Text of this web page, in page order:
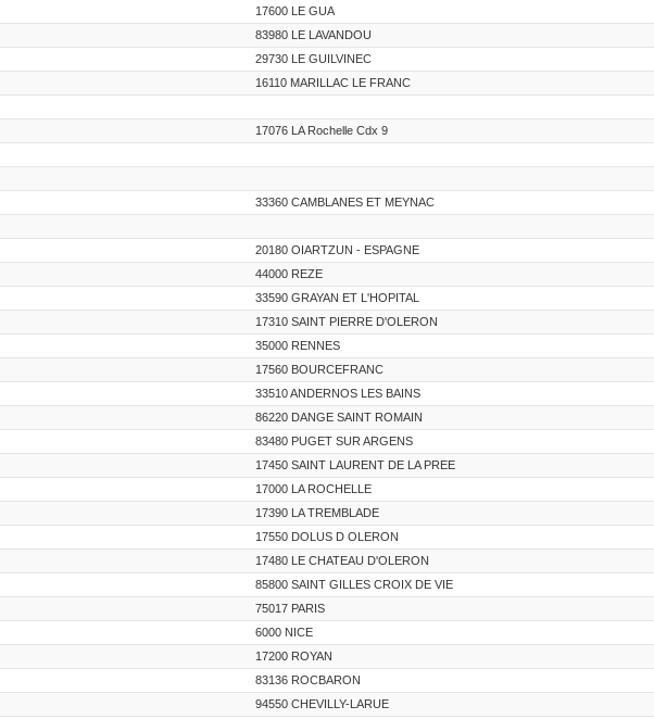
17600 LE GUA
83980 LE LAVANDOU
29730 LE GUILVINEC
16110 MARILLAC LE FRANC
17076 LA Rochelle Cdx 9
33360 CAMBLANES ET MEYNAC
20180 OIARTZUN - ESPAGNE
44000 REZE
33590 GRAYAN ET L'HOPITAL
17310 SAINT PIERRE D'OLERON
35000 RENNES
17560 BOURCEFRANC
33510 ANDERNOS LES BAINS
86220 DANGE SAINT ROMAIN
83480 PUGET SUR ARGENS
17450 SAINT LAURENT DE LA PREE
17000 LA ROCHELLE
17390 LA TREMBLADE
17550 DOLUS D OLERON
17480 LE CHATEAU D'OLERON
85800 SAINT GILLES CROIX DE VIE
75017 PARIS
6000 NICE
17200 ROYAN
83136 ROCBARON
94550 CHEVILLY-LARUE